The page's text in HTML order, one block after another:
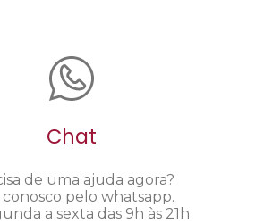
Chat
de uma ajuda agora?
conosco pelo whatsapp.
a sexta das 9h às 21h